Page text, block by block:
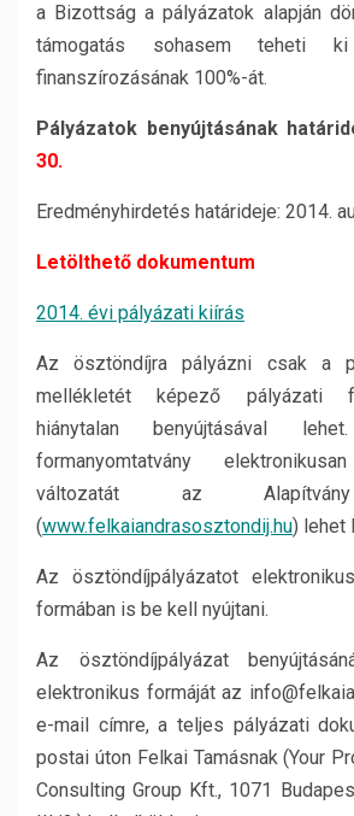
a Bizottság a pályázatok alapján
támogatás sohasem teheti
finanszírozásának 100%-át.
Pályázatok benyújtásának
30.
Eredményhirdetés határideje: 2014.
Letölthető dokumentum
2014. évi pályázati kiírás
Az ösztöndíjra pályázni csak a
mellékletét képező pályázati
hiánytalan benyújtásával
formanyomtatvány
változatát az
(www.felkaiandrasosztondij.hu) lehet
Az ösztöndíjpályázatot
formában is be kell nyújtani.
Az ösztöndíjpályázat
elektronikus formáját az
e-mail címre, a teljes pályázati
postai úton Felkai Tamásnak (Your
Consulting Group Kft., 1071